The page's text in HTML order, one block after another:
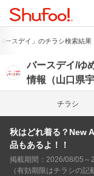
ースデイ」のチラシ検索結果
バースデイ/ゆ
情報（山口県宇
チラシ
秋はどれ着る？New
品もあるよ！！
掲載期間：2026/08/05～
（有効期限はチラシの記